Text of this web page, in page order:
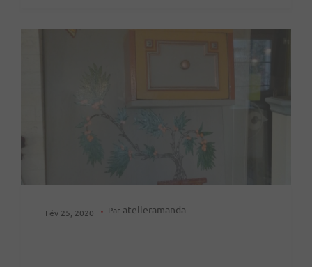
Fév 25, 2020 Par atelieramanda